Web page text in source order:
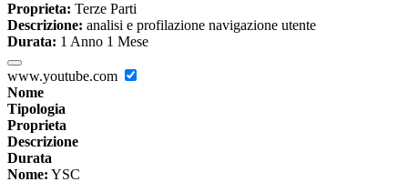
Proprieta: Terze Parti
Descrizione: analisi e profilazione navigazione utente
Durata: 1 Anno 1 Mese
www.youtube.com
Nome
Tipologia
Proprieta
Descrizione
Durata
Nome: YSC